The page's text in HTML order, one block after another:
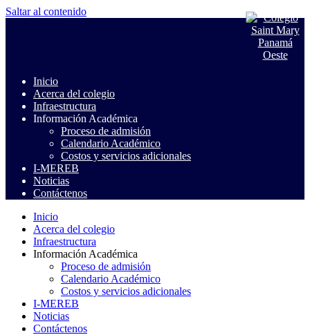
Saltar al contenido
Colegio Saint Mary Panamá Oeste
Inicio
Acerca del colegio
Infraestructura
Información Académica
Proceso de admisión
Calendario Académico
Costos y servicios adicionales
I-MEREB
Noticias
Contáctenos
Inicio
Acerca del colegio
Infraestructura
Información Académica
Proceso de admisión
Calendario Académico
Costos y servicios adicionales
I-MEREB
Noticias
Contáctenos